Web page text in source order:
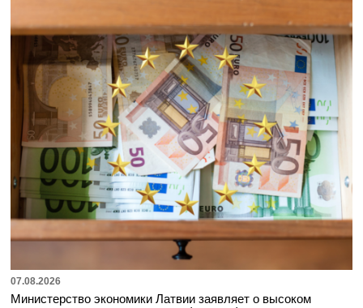
07.08.2026
Министерство экономики Латвии заявляет о высоком